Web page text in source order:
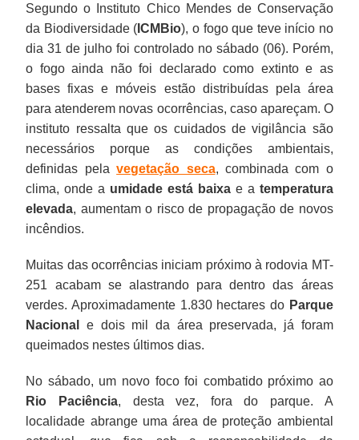
Segundo o Instituto Chico Mendes de Conservação
da Biodiversidade ( ICMBio), o fogo que teve início no
dia 31 de julho foi controlado no sábado (06). Porém,
o fogo ainda não foi declarado como extinto e as
bases fixas e móveis estão distribuídas pela área
para atenderem novas ocorrências, caso apareçam. O
instituto ressalta que os cuidados de vigilância são
necessários porque as condições ambientais,
definidas pelavegetação seca, combinada com o
clima, onde a umidade está baixae a temperatura
elevada, aumentam o risco de propagação de novos
incêndios.
Muitas das ocorrências iniciam próximo à rodovia MT-
251 acabam se alastrando para dentro das áreas
verdes. Aproximadamente 1.830 hectares do Parque
Nacional
e dois mil da área preservada, já foram
queimados nestes últimos dias.
No sábado, um novo foco foi combatido próximo ao
Rio Paciência, desta vez, fora do parque. A
localidade abrange uma área de proteção ambiental